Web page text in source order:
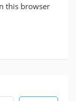
this browser